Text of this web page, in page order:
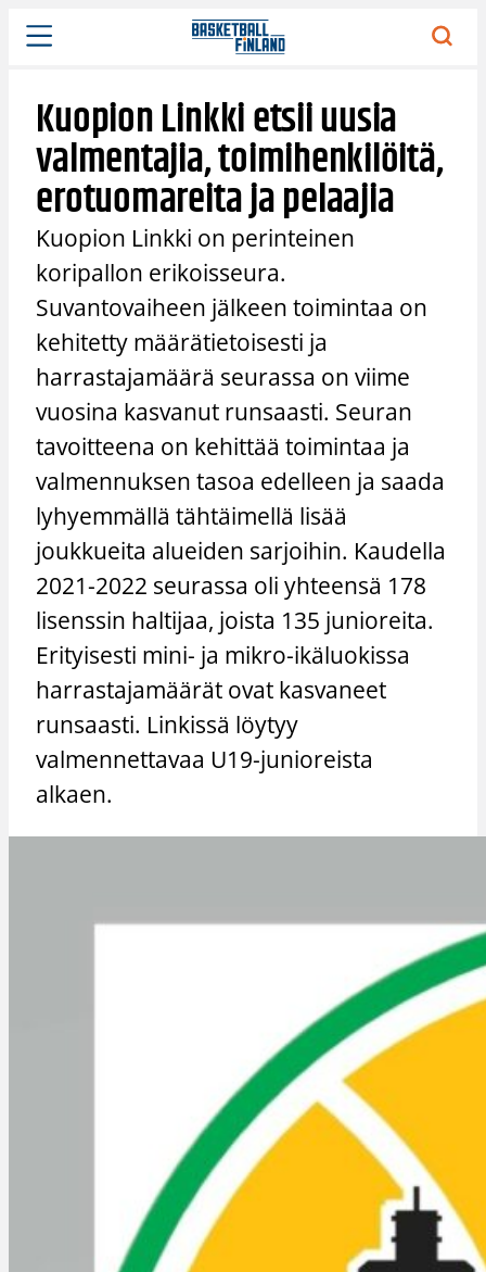
Siirry
sisältöön
Kuopion Linkki etsii uusia
valmentajia, toimihenkilöitä,
erotuomareita ja pelaajia
Kuopion Linkki on perinteinen
koripallon erikoisseura.
Suvantovaiheen jälkeen toimintaa on
kehitetty määrätietoisesti ja
harrastajamäärä seurassa on viime
vuosina kasvanut runsaasti. Seuran
tavoitteena on kehittää toimintaa ja
valmennuksen tasoa edelleen ja saada
lyhyemmällä tähtäimellä lisää
joukkueita alueiden sarjoihin. Kaudella
2021-2022 seurassa oli yhteensä 178
lisenssin haltijaa, joista 135 junioreita.
Erityisesti mini- ja mikro-ikäluokissa
harrastajamäärät ovat kasvaneet
runsaasti. Linkissä löytyy
valmennettavaa U19-junioreista
alkaen.